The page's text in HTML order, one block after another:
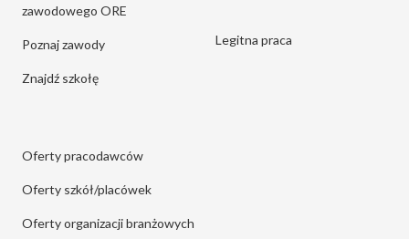
zawodowego ORE
Poznaj zawody
Znajdź szkołę
Legitna praca
Oferty pracodawców
Oferty szkół/placówek
Oferty organizacji branżowych